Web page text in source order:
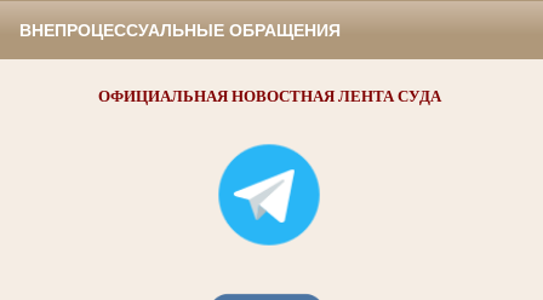
ВНЕПРОЦЕССУАЛЬНЫЕ ОБРАЩЕНИЯ
ОФИЦИАЛЬНАЯ НОВОСТНАЯ ЛЕНТА СУДА